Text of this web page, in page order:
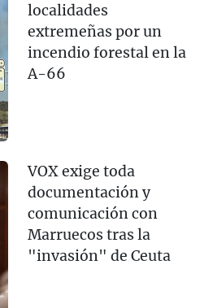
localidades
extremeñas por un
incendio forestal en la
A-66
VOX exige toda
documentación y
comunicación con
Marruecos tras la
"invasión" de Ceuta